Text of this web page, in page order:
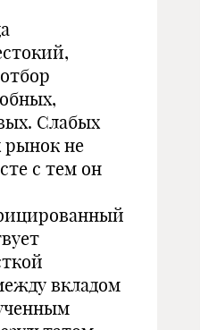
Слабых
рынок не
с тем он
вкладом